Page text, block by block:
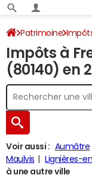
Patrimoine
Fresnoy-Andainville
Impôts à
(80140) en
Voir aussi : Aumâtre
Maulvis
Lignières-
à une autre ville